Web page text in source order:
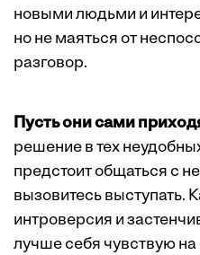
новыми людьми и
но не маяться от
разговор.
Пусть они сами
решение в тех
предстоит общаться с
вызовитесь выступать.
интроверсия и
лучше себя чувствую